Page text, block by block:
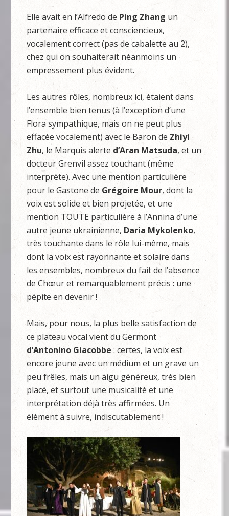
Elle avait en l’Alfredo de Ping Zhang un
partenaire efficace et consciencieux,
vocalement correct (pas de cabalette au 2),
chez qui on souhaiterait néanmoins un
empressement plus évident.
Les autres rôles, nombreux ici, étaient dans
l’ensemble bien tenus (à l’exception d’une
Flora sympathique, mais on ne peut plus
effacée vocalement) avec le Baron de Zhiyi
Zhu, le Marquis alerte d’Aran Matsuda, et un
docteur Grenvil assez touchant (même
interprète). Avec une mention particulière
pour le Gastone de Grégoire Mour, dont la
voix est solide et bien projetée, et une
mention TOUTE particulière à l’Annina d’une
autre jeune ukrainienne, Daria Mykolenko,
très touchante dans le rôle lui-même, mais
dont la voix est rayonnante et solaire dans
les ensembles, nombreux du fait de l’absence
de Chœur et remarquablement précis : une
pépite en devenir !
Mais, pour nous, la plus belle satisfaction de
ce plateau vocal vient du Germont
d’Antonino Giacobbe : certes, la voix est
encore jeune avec un médium et un grave un
peu frêles, mais un aigu généreux, très bien
placé, et surtout une musicalité et une
interprétation déjà très affirmées. Un
élément à suivre, indiscutablement !